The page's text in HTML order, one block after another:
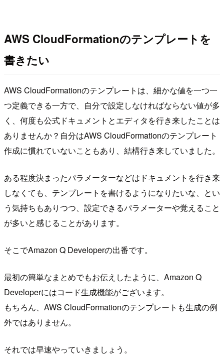
AWS CloudFormationのテンプレートを
書きたい
AWS CloudFormationのテンプレートは、細かな値を一つ一
つ定義できる一方で、自分で設定しなければならない値が多
く、何度も公式ドキュメントとエディタを行き来したことは
ありませんか？自分はAWS CloudFormationのテンプレート
作成に慣れていないこともあり、結構行き来していました。
ある程度決まったパラメーターなどはドキュメントを行き来
しなくても、テンプレートを書けるようになりたいな、とい
う気持ちもありつつ、設定できるパラメーターや覚えること
が多いと感じることがあります。
そこでAmazon Q Developerの出番です。
最初の簡単なまとめでもお伝えしたように、Amazon Q
Developerにはコード生成機能がございます。
もちろん、AWS CloudFormationのテンプレートも生成の例
外ではありません。
それでは早速やっていきましょう。